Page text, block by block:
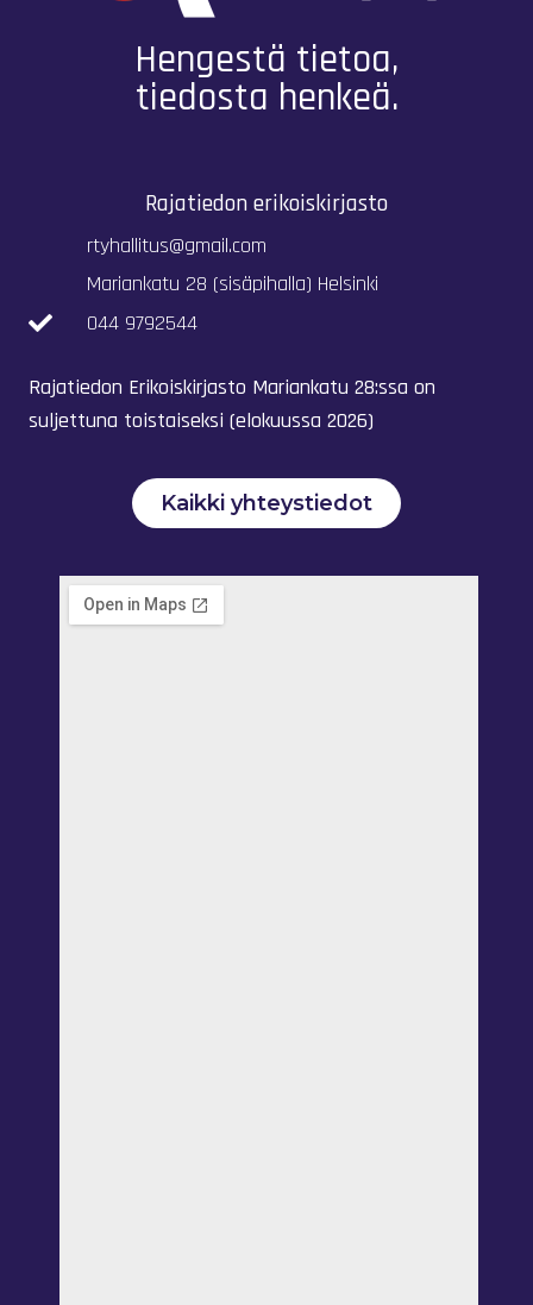
Hengestä tietoa,
tiedosta henkeä.
Rajatiedon erikoiskirjasto
rtyhallitus@gmail.com
Mariankatu 28 (sisäpihalla) Helsinki
044 9792544
Rajatiedon Erikoiskirjasto Mariankatu 28:ssa on
suljettuna toistaiseksi (elokuussa 2026)
Kaikki yhteystiedot